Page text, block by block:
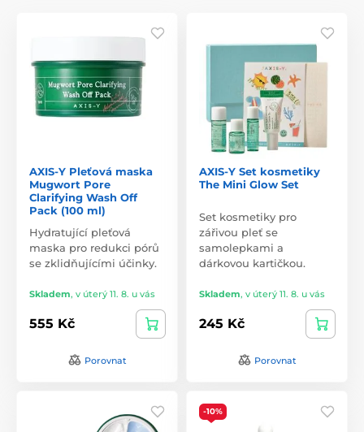
AXIS-Y Pleťová maska
Mugwort Pore
Clarifying Wash Off
Pack (100 ml)
Hydratující pleťová
maska pro redukci pórů
se zklidňujícími účinky.
Skladem, v úterý 11. 8. u vás
555 Kč
Porovnat
AXIS-Y Set kosmetiky
The Mini Glow Set
Set kosmetiky pro
zářivou pleť se
samolepkami a
dárkovou kartičkou.
Skladem, v úterý 11. 8. u vás
245 Kč
Porovnat
-10%